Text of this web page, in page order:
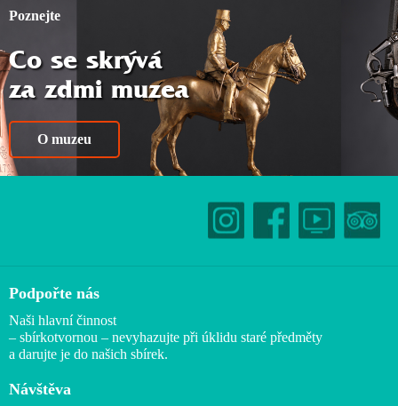
Poznejte
Co se skrývá
za zdmi muzea
O muzeu
Podpořte nás
Naši hlavní činnost
– sbírkotvornou – nevyhazujte při úklidu staré předměty
a darujte je do našich sbírek.
Návštěva